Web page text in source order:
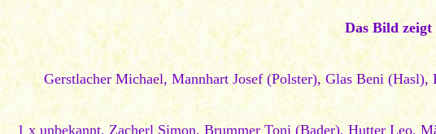
Das Bild
Gerstlacher Michael, Mannhart Josef (Polster), Glas Beni
1 x unbekannt, Zacherl Simon, Brummer Toni (Bader), Hutter Leo,